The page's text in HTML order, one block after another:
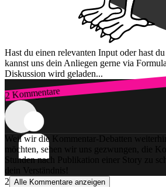
Hast du einen relevanten Input oder hast
kannst uns dein Anliegen gerne via
Diskussion wird geladen...
2 Kommentare
Zum Login
Weil wir die Kommentar-Debatten
möchten, sehen wir uns gezwungen, die
Stunden nach Publikation einer Story zu
dein Verständnis!
2 Alle Kommentare anzeigen